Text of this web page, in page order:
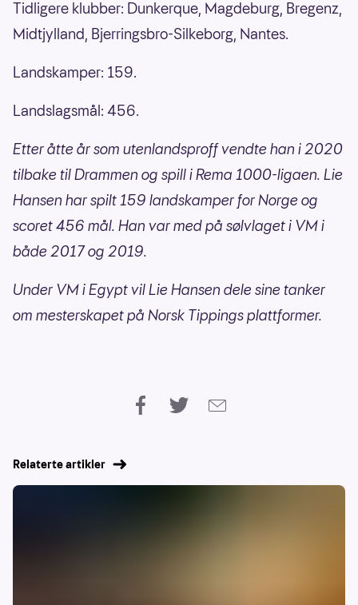
Tidligere klubber: Dunkerque, Magdeburg, Bregenz,
Midtjylland, Bjerringsbro-Silkeborg, Nantes.
Landskamper: 159.
Landslagsmål: 456.
Etter åtte år som utenlandsproff vendte han i 2020
tilbake til Drammen og spill i Rema 1000-ligaen. Lie
Hansen har spilt 159 landskamper for Norge og
scoret 456 mål. Han var med på sølvlaget i VM i
både 2017 og 2019.
Under VM i Egypt vil Lie Hansen dele sine tanker
om mesterskapet på Norsk Tippings plattformer.
Relaterte artikler